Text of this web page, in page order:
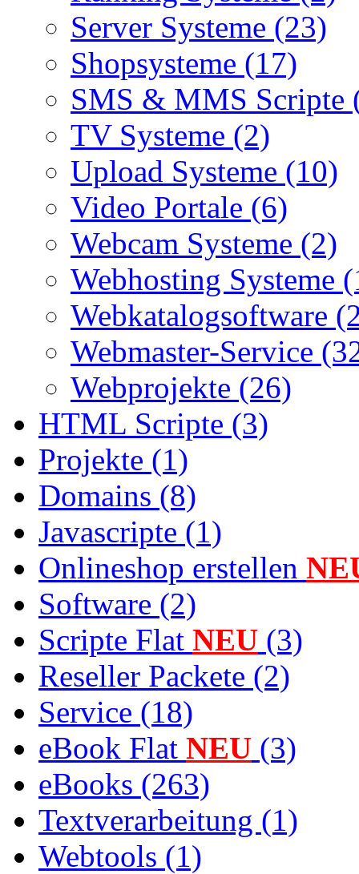
Server Systeme (23)
Shopsysteme (17)
SMS & MMS Scripte
TV Systeme (2)
Upload Systeme (10)
Video Portale (6)
Webcam Systeme (2)
Webhosting Systeme
Webkatalogsoftware
Webmaster-Service
Webprojekte (26)
HTML Scripte (3)
Projekte (1)
Domains (8)
Javascripte (1)
Onlineshop erstellen
Software (2)
Scripte Flat NEU (3)
Reseller Packete (2)
Service (18)
eBook Flat NEU (3)
eBooks (263)
Textverarbeitung (1)
Webtools (1)